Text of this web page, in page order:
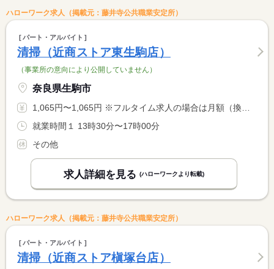
ハローワーク求人（掲載元：藤井寺公共職業安定所）
パート・アルバイト
清掃（近商ストア東生駒店）
（事業所の意向により公開していません）
奈良県生駒市
1,065円〜1,065円 ※フルタイム求人の場合は月額（換算額）、パート求人の場合は時間額を表示しています。
就業時間１ 13時30分〜17時00分
その他
求人詳細を見る (ハローワークより転載)
ハローワーク求人（掲載元：藤井寺公共職業安定所）
パート・アルバイト
清掃（近商ストア槇塚台店）